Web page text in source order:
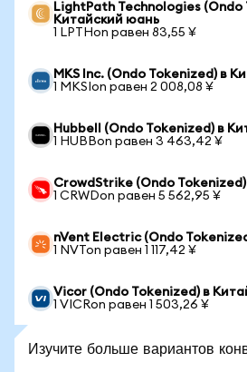
LightPath Technologies (Ondo
Китайский юань
1 LPTHon равен 83,55 ¥
MKS Inc. (Ondo Tokenized) в
1 MKSIon равен 2 008,08 ¥
Hubbell (Ondo Tokenized) в
1 HUBBon равен 3 463,42 ¥
CrowdStrike (Ondo
1 CRWDon равен 5 562,95 ¥
nVent Electric (Ondo
1 NVTon равен 1 117,42 ¥
Vicor (Ondo Tokenized) в
1 VICRon равен 1 503,26 ¥
Изучите больше вариантов